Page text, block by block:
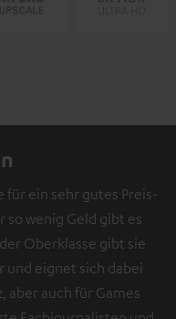
für ein sehr gutes Preis-
so wenig Geld gibt es
Oberklasse gibt sie
und eignet sich dabei
aber auch für Games